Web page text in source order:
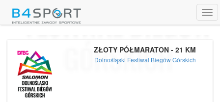
ZŁOTY PÓŁMARATON - 21 KM
Dolnośląski Festiwal Biegów Górskich